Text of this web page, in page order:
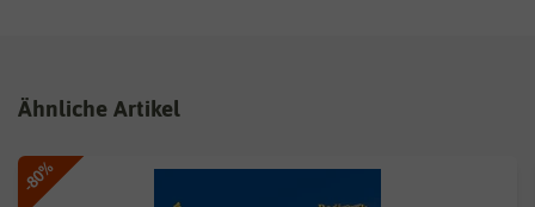
Ähnliche Artikel
-80%